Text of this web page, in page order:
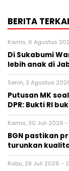
BERITA
Kamis, 6 Agustus
Di Sukabumi
lebih anak di
Senin, 3 Agustus
Putusan MK
DPR: Bukti RI
Kamis, 30 Juli 2026 -
BGN pastikan
turunkan
Rabu, 29 Juli 2026 -